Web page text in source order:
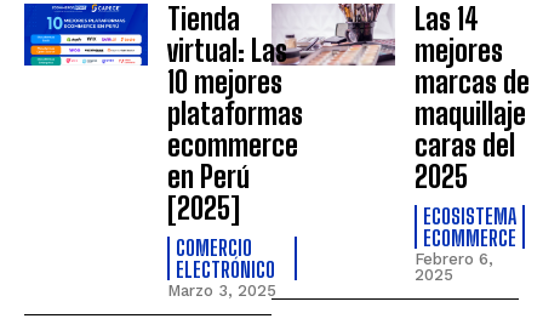
Tienda
virtual: Las
10 mejores
plataformas
ecommerce
en Perú
[2025]
COMERCIO
ELECTRÓNICO
Marzo 3, 2025
Las 14
mejores
marcas de
maquillaje
caras del
2025
ECOSISTEMA
ECOMMERCE
Febrero 6,
2025